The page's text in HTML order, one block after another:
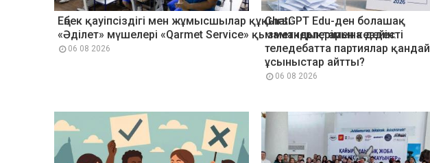
Еңбек қауіпсіздігі мен жұмысшылар құқығы:
«Әділет» мүшелері «Qarmet Service» қызметкерлерімен кездесті
06 08 2026
ChatGPT Edu-ден болашақ
мамандықтарына дейін:
теледебатта партиялар қандай
ұсыныстар айтты?
06 08 2026